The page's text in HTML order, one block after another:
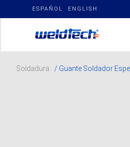
ESPAÑOL ENGLISH
Soldadura
/ Guante Soldador